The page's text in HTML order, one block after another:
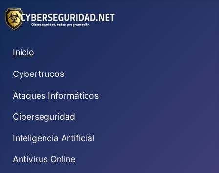
Inicio
Cybertrucos
Ataques Informáticos
Ciberseguridad
Inteligencia Artificial
Antivirus Online